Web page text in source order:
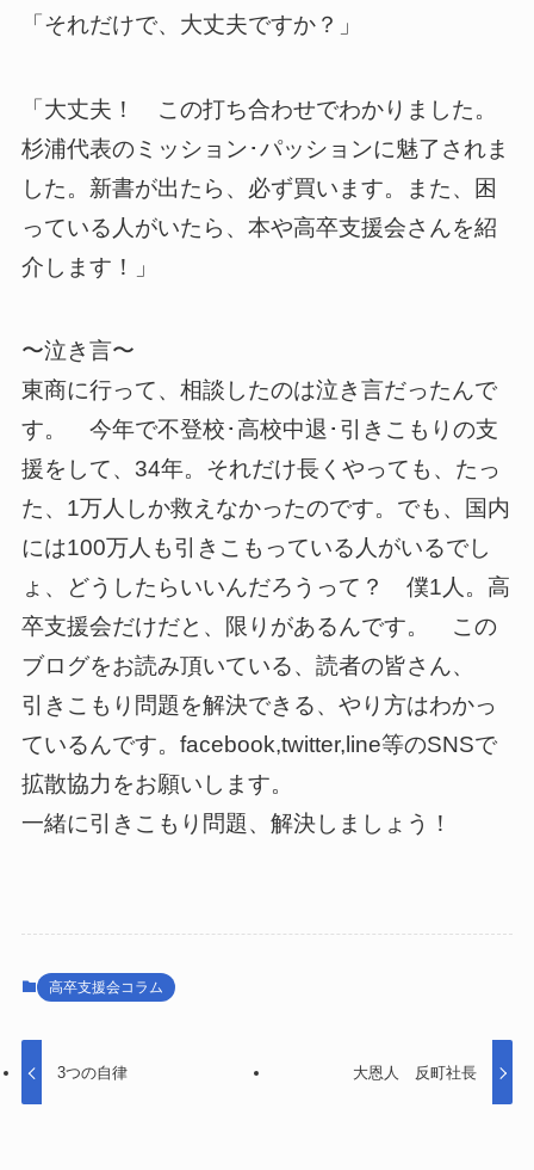
「それだけで、大丈夫ですか？」
「大丈夫！ この打ち合わせでわかりました。
杉浦代表のミッション･パッションに魅了されま
した。新書が出たら、必ず買います。また、困
っている人がいたら、本や高卒支援会さんを紹
介します！」
〜泣き言〜
東商に行って、相談したのは泣き言だったんで
す。 今年で不登校･高校中退･引きこもりの支
援をして、34年。それだけ長くやっても、たっ
た、1万人しか救えなかったのです。でも、国内
には100万人も引きこもっている人がいるでし
ょ、どうしたらいいんだろうって？ 僕1人。高
卒支援会だけだと、限りがあるんです。 この
ブログをお読み頂いている、読者の皆さん、
引きこもり問題を解決できる、やり方はわかっ
ているんです。facebook,twitter,line等のSNSで
拡散協力をお願いします。
一緒に引きこもり問題、解決しましょう！
高卒支援会コラム
3つの自律 大恩人 反町社長